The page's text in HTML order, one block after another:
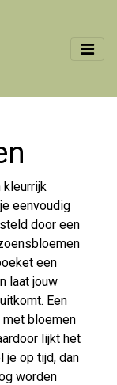
kleurrijk
eenvoudig
door een
een
laat jouw
Een
bloemen
lijkt het
je op tijd, dan
worden